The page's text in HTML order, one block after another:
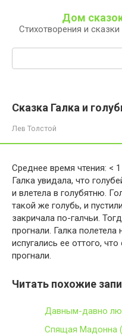
контенту
Дом
Стихотворения и
Сказка Галка и
Лев Толстой
Среднее время чтения: < 1
Галка увидала, что
и влетела в голубятню.
такой же голубь, и
закричала по-галчьи.
прогнали. Галка
испугались ее оттого,
прогнали.
Читать похожие
Давным-давно
Спящая Мадонна